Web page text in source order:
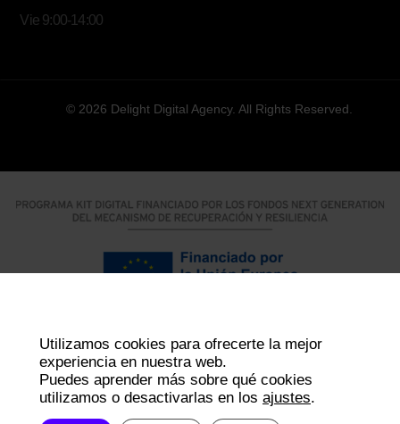
Vie 9:00-14:00
© 2026 Delight Digital Agency. All Rights Reserved.
Utilizamos cookies para ofrecerte la mejor
experiencia en nuestra web.
Puedes aprender más sobre qué cookies
utilizamos o desactivarlas en los ajustes.